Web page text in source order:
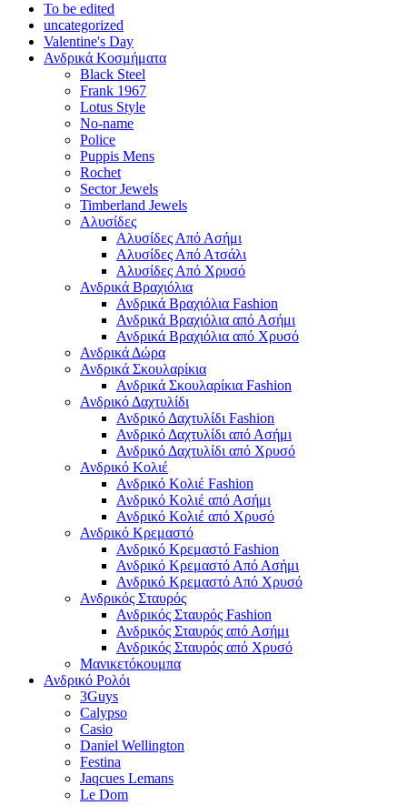
To be edited
uncategorized
Valentine's Day
Ανδρικά Κοσμήματα
Black Steel
Frank 1967
Lotus Style
No-name
Police
Puppis Mens
Rochet
Sector Jewels
Timberland Jewels
Αλυσίδες
Αλυσίδες Από Ασήμι
Αλυσίδες Από Ατσάλι
Αλυσίδες Από Χρυσό
Ανδρικά Βραχιόλια
Ανδρικά Βραχιόλια Fashion
Ανδρικά Βραχιόλια από Ασήμι
Ανδρικά Βραχιόλια από Χρυσό
Ανδρικά Δώρα
Ανδρικά Σκουλαρίκια
Ανδρικά Σκουλαρίκια Fashion
Ανδρικό Δαχτυλίδι
Ανδρικό Δαχτυλίδι Fashion
Ανδρικό Δαχτυλίδι από Ασήμι
Ανδρικό Δαχτυλίδι από Χρυσό
Ανδρικό Κολιέ
Ανδρικό Κολιέ Fashion
Ανδρικό Κολιέ από Ασήμι
Ανδρικό Κολιέ από Χρυσό
Ανδρικό Κρεμαστό
Ανδρικό Κρεμαστό Fashion
Ανδρικό Κρεμαστό Από Ασήμι
Ανδρικό Κρεμαστό Από Χρυσό
Ανδρικός Σταυρός
Ανδρικός Σταυρός Fashion
Ανδρικός Σταυρός από Ασήμι
Ανδρικός Σταυρός από Χρυσό
Μανικετόκουμπα
Ανδρικό Ρολόι
3Guys
Calypso
Casio
Daniel Wellington
Festina
Jaqcues Lemans
Le Dom